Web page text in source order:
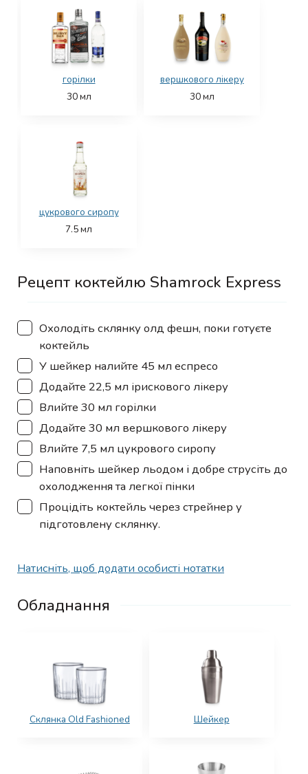
горілки
30мл
вершкового лікеру
30мл
цукрового сиропу
7.5мл
Рецепт коктейлю Shamrock Express
▢
Охолодіть склянку олд фешн, поки готуєте
коктейль
▢
У шейкер налийте 45 мл еспресо
▢
Додайте 22,5 мл ірискового лікеру
▢
Влийте 30 мл горілки
▢
Додайте 30 мл вершкового лікеру
▢
Влийте 7,5 мл цукрового сиропу
▢
Наповніть шейкер льодом і добре струсіть до
охолодження та легкої пінки
▢
Процідіть коктейль через стрейнер у
підготовлену склянку.
Натисніть, щоб додати особисті нотатки
Обладнання
Склянка Old Fashioned Шейкер